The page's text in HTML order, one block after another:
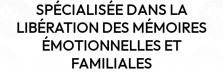
SPÉCIALISÉE DANS LA
LIBÉRATION DES MÉMOIRES
ÉMOTIONNELLES ET
FAMILIALES